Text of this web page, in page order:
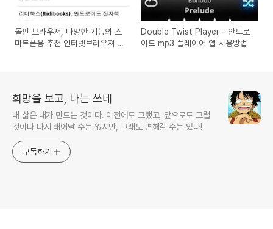
돌핀 브라우저, 다양한 기능의 스
마트폰용 추천 인터넷브라우져 사
Double Twist Player - 안드로
이드 mp3 플레이어 앱 사용방법
희망을 보고, 나는 쓰네
내 삶은 내가 만드는 것이다. 이전에도 그랬고, 앞으로도 그럴
것이다 다시 태어날 수는 없지만, 그래도 변해갈 수는 있다!
구독하기